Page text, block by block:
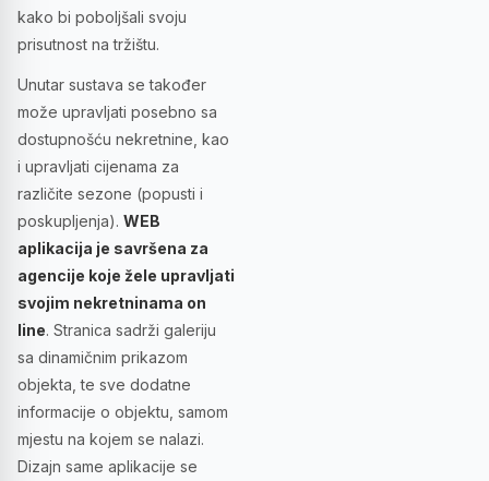
kako bi poboljšali svoju
prisutnost na tržištu.
Unutar sustava se također
može upravljati posebno sa
dostupnošću nekretnine, kao
i upravljati cijenama za
različite sezone (popusti i
poskupljenja). WEB
aplikacija je savršena za
agencije koje žele upravljati
svojim nekretninama on
line. Stranica sadrži galeriju
sa dinamičnim prikazom
objekta, te sve dodatne
informacije o objektu, samom
mjestu na kojem se nalazi.
Dizajn same aplikacije se